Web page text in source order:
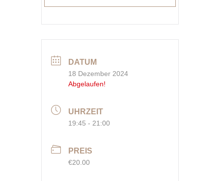
DATUM
18 Dezember 2024
Abgelaufen!
UHRZEIT
19:45 - 21:00
PREIS
€20.00